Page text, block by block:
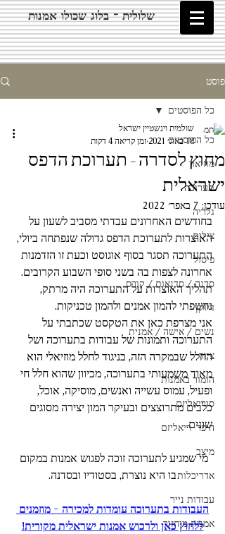
שלולית - בלוג שכולו אמנות
פוסט
כל הפוסטים
מוזיאון
תערוכה
גלריה
צילום
פיסול
סדנה / סדנאות / קורס
דיוקן
נשים / אישה / אמנית
ציור
הומור באמנות
סוריאליזם
היפר-ריאליזם
מיצב
אדריכלות
עבודות נייר
אמנות מיחזור
כל הפוסטים
מחוץ לסדרה - תערוכת הדפס
ישראלית
שולמית וינשטיין ישראל
18 באוג׳ 2021
זמן קריאה 4 דקות
עודכן: 7 באפר׳ 2022
בחודשים האחרונים עבדתי מסביב לשעון על
האוצרות לתערוכת הדפס גדולה שנפתחה ביולי,
התערוכה תסגר בסוף אוגוסט וכעת זו הזדמנות
אחרונה לצפות בה בשני סופי השבוע הקרובים.
תהליך האוצרות על התערוכה היה מרתק,
נחשפתי להמון אמנים ולהמון טכניקות.
אני מצרפת כאן את הטקסט שכתבתי על
התערוכה ותמונות של עבודות בתערוכה ושל
החלל שבמקרה הזה, בניגוד לחלל מוזיאלי הוא
מאוד משמעותי בתערוכה, מכיוון שהוא חלל חי
ופעיל, עמוס עשייה ואנשים, מוסיקה, אוכל,
כלבים מתרוצצים ובעיקר המון יצירה מסוגים
שונים.
מי שמגיע לתערוכה זוכה לפגוש אמנות במקום
בו היא נוצרת, בסטודיו ובסדנה.
העבודות בתערוכה עומדות למכירה - מוזמנים
ללחוץ כאן ולרכוש אמנות ישראלית מקורית!